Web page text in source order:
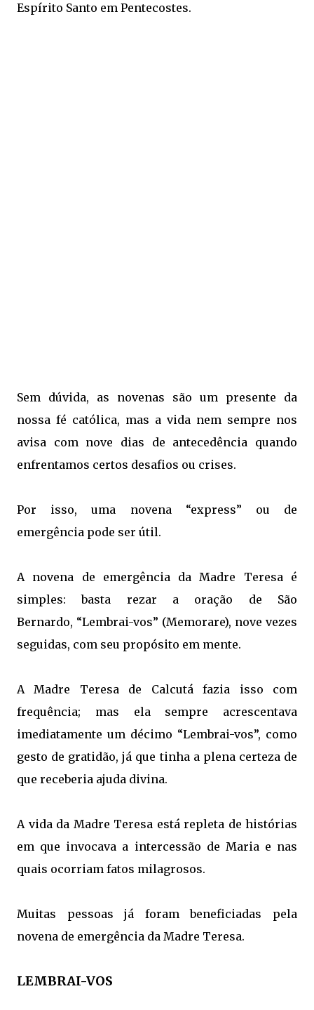
Espírito Santo em Pentecostes.
Sem dúvida, as novenas são um presente da
nossa fé católica, mas a vida nem sempre nos
avisa com nove dias de antecedência quando
enfrentamos certos desafios ou crises.
Por isso, uma novena “express” ou de
emergência pode ser útil.
A novena de emergência da Madre Teresa é
simples: basta rezar a oração de São
Bernardo, “Lembrai-vos” (Memorare), nove vezes
seguidas, com seu propósito em mente.
A Madre Teresa de Calcutá fazia isso com
frequência; mas ela sempre acrescentava
imediatamente um décimo “Lembrai-vos”, como
gesto de gratidão, já que tinha a plena certeza de
que receberia ajuda divina.
A vida da Madre Teresa está repleta de histórias
em que invocava a intercessão de Maria e nas
quais ocorriam fatos milagrosos.
Muitas pessoas já foram beneficiadas pela
novena de emergência da Madre Teresa.
LEMBRAI-VOS